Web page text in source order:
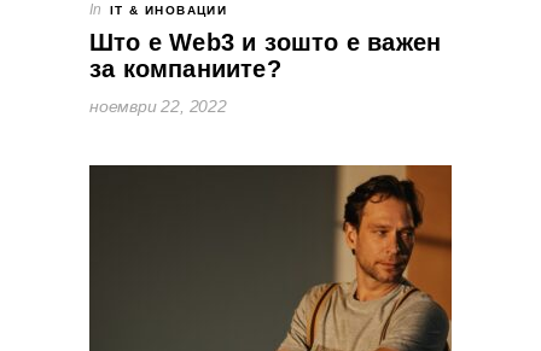
In IT & ИНОВАЦИИ
Што е Web3 и зошто е важен
за компаниите?
ноември 22, 2022